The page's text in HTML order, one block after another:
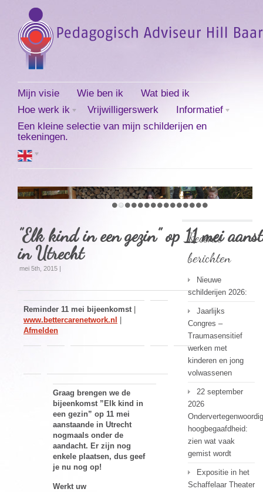
Mijn visie Wie ben ik
Wat bied ik
Hoe werk ik
Vrijwilligerswerk
Informatief
Een kleine selectie van mijn schilderijen en
tekeningen.
”Elk kind in een gezin” op 11 mei
in Utrecht
mei 5th, 2015 |
Reminder 11 mei bijeenkomst|
www.bettercarenetwork.nl
Afmelden
Graag brengen we de
bijeenkomst ”Elk kind in
een gezin” op 11 mei
aanstaande in Utrecht
nogmaals onder de
aandacht. Er zijn nog
enkele plaatsen, dus geef
je nu nog op!
Werkt uw
Recente
berichten
Nieuwe
schilderijen 2026:
Jaarlijks
Congres –
Traumasensitief
werken met
kinderen en jong
volwassenen
22 september
2026
hoogbegaafdheid:
zien wat vaak
gemist wordt
Expositie in het
Schaffelaar Theater